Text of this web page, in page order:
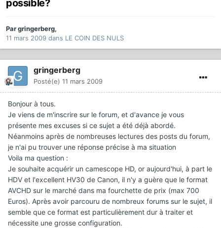
possible?
Pargringerberg,
11 mars 2009 dans LE COIN DES NULS
gringerberg
Posté(e) 11 mars 2009
Bonjour à tous.
Je viens de m'inscrire sur le forum, et d'avance je vous
présente mes excuses si ce sujet a été déjà abordé.
Néanmoins après de nombreuses lectures des posts du forum,
je n'ai pu trouver une réponse précise à ma situation
Voila ma question :
Je souhaite acquérir un camescope HD, or aujourd'hui, à part le
HDV et l'excellent HV30 de Canon, il n'y a guère que le format
AVCHD sur le marché dans ma fourchette de prix (max 700
Euros). Après avoir parcouru de nombreux forums sur le sujet, il
semble que ce format est particulièrement dur à traiter et
nécessite une grosse configuration.